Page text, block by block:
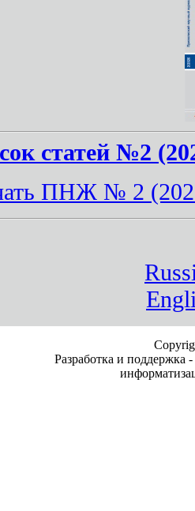
статей №2
ПНЖ № 2
Разработка и поддержка